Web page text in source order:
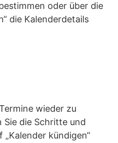
oder über die
die Kalenderdetails
wieder zu
die Schritte und
kündigen“